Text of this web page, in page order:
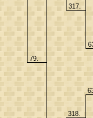
79.
317.
318.